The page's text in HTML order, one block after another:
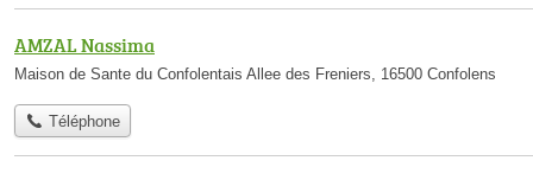
AMZAL Nassima
Maison de Sante du Confolentais Allee des Freniers, 16500 Confolens
Téléphone